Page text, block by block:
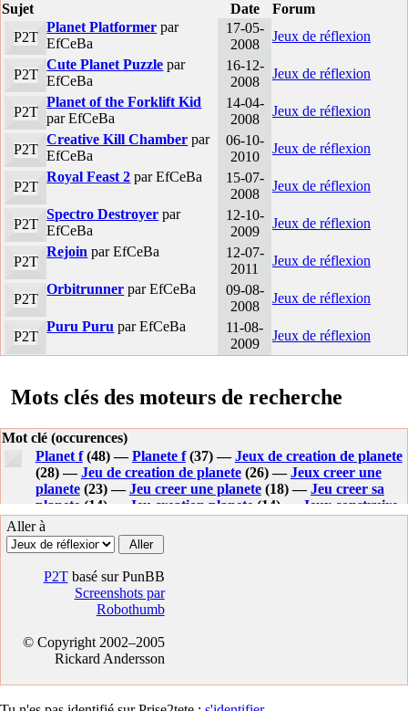
Sujet Date
Forum
P2T
Planet Platformer par
EfCeBa
17-05-
2008
Jeux de réflexion
P2T
Cute Planet Puzzle par
EfCeBa
16-12-
2008
Jeux de réflexion
P2T
Planet of the Forklift Kid
par EfCeBa
14-04-
2008
Jeux de réflexion
P2T
Creative Kill Chamber par
EfCeBa
06-10-
2010
Jeux de réflexion
P2T
Royal Feast 2 par EfCeBa
15-07-
2008
Jeux de réflexion
P2T
Spectro Destroyer par
EfCeBa
12-10-
2009
Jeux de réflexion
P2T
Rejoin par EfCeBa
12-07-
2011
Jeux de réflexion
P2T
Orbitrunner par EfCeBa
09-08-
2008
Jeux de réflexion
P2T
Puru Puru par EfCeBa
11-08-
2009
Jeux de réflexion
Mots clés des moteurs de recherche
Mot clé (occurences)
Planet f(48) —Planete f(37) —Jeux de creation de planete
(28) —Jeu de creation de planete(26) —Jeux creer une
planete(23) —Jeu creer une planete(18) —Jeu creer sa
planete (14) — Jeu creation planete (14) —
Jeux construire
sa planete
Jeux creer sa planete
de construction de planete
(8) —Construire une planete
planete(7) —Jeux creer planete
Jeux creation planete
Creer sa planete(6) —
planete(5) —Creer sa planete jeux
jeux(4) — Jeux de cree planete
Jeu creer planete(4) —Construire sa planete(4) —Soluce
planete f
(4) — Jeu construire une planete
Aller à
P2Tbasé sur PunBB
Screenshots par
Robothumb
© Copyright 2002–2005
Rickard Andersson